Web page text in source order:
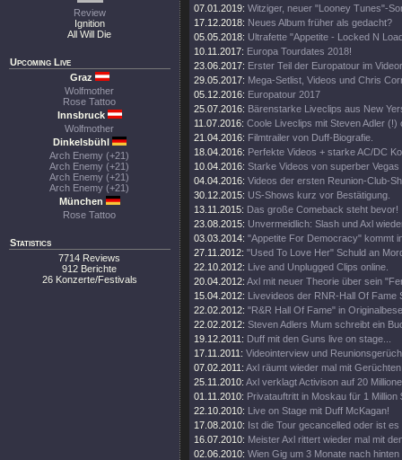
Review
Ignition
All Will Die
Upcoming Live
Graz
Wolfmother
Rose Tattoo
Innsbruck
Wolfmother
Dinkelsbühl
Arch Enemy (+21)
Arch Enemy (+21)
Arch Enemy (+21)
Arch Enemy (+21)
München
Rose Tattoo
Statistics
7714 Reviews
912 Berichte
26 Konzerte/Festivals
07.01.2019: Witziger, neuer "Looney Tunes"-
17.12.2018: Neues Album früher als gedacht?
05.05.2018: Ultrafette "Appetite - Locked N
10.11.2017: Europa Tourdates 2018!
23.06.2017: Erster Teil der Europatour im
29.05.2017: Mega-Setlist, Videos und Chris
05.12.2016: Europatour 2017
25.07.2016: Bärenstarke Liveclips aus New
11.07.2016: Coole Liveclips mit Steven Adler (!)
21.04.2016: Filmtrailer von Duff-Biografie.
18.04.2016: Perfekte Videos + starke AC/DC
10.04.2016: Starke Videos von superber Vegas
04.04.2016: Videos der ersten Reunion-Club-
30.12.2015: US-Shows kurz vor Bestätigung.
13.11.2015: Das große Comeback steht bevor!
23.08.2015: Unvermeidlich: Slash und Axl
03.03.2014: "Appetite For Democracy" kommt
27.11.2012: "Used To Love Her" Schuld an
22.10.2012: Live and Unplugged Clips online.
20.04.2012: Axl mit neuer Theorie über sein
15.04.2012: Livevideos der RNR-Hall Of Fame
22.02.2012: "R&R Hall Of Fame" in
22.02.2012: Steven Adlers Mum schreibt ein
19.12.2011: Duff mit den Guns live on stage...
17.11.2011: Videointerview und
07.02.2011: Axl räumt wieder mal mit
25.11.2010: Axl verklagt Activison auf 20
01.11.2010: Privatauftritt in Moskau für 1 Million
22.10.2010: Live on Stage mit Duff McKagan!
17.08.2010: Ist die Tour gecancelled oder ist es
16.07.2010: Meister Axl rittert wieder mal mit
02.06.2010: Wien Gig um 3 Monate nach